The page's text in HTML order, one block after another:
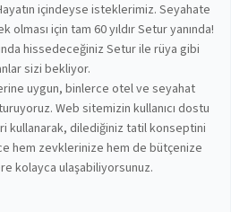
içindeyse isteklerimiz. Seyahate
için tam 60 yıldır Setur yanında!
hissedeceğiniz Setur ile rüya gibi
sizi bekliyor.
uygun, binlerce otel ve seyahat
Web sitemizin kullanıcı dostu
kullanarak, dilediğiniz tatil konseptini
hem zevklerinize hem de bütçenize
kolayca ulaşabiliyorsunuz.